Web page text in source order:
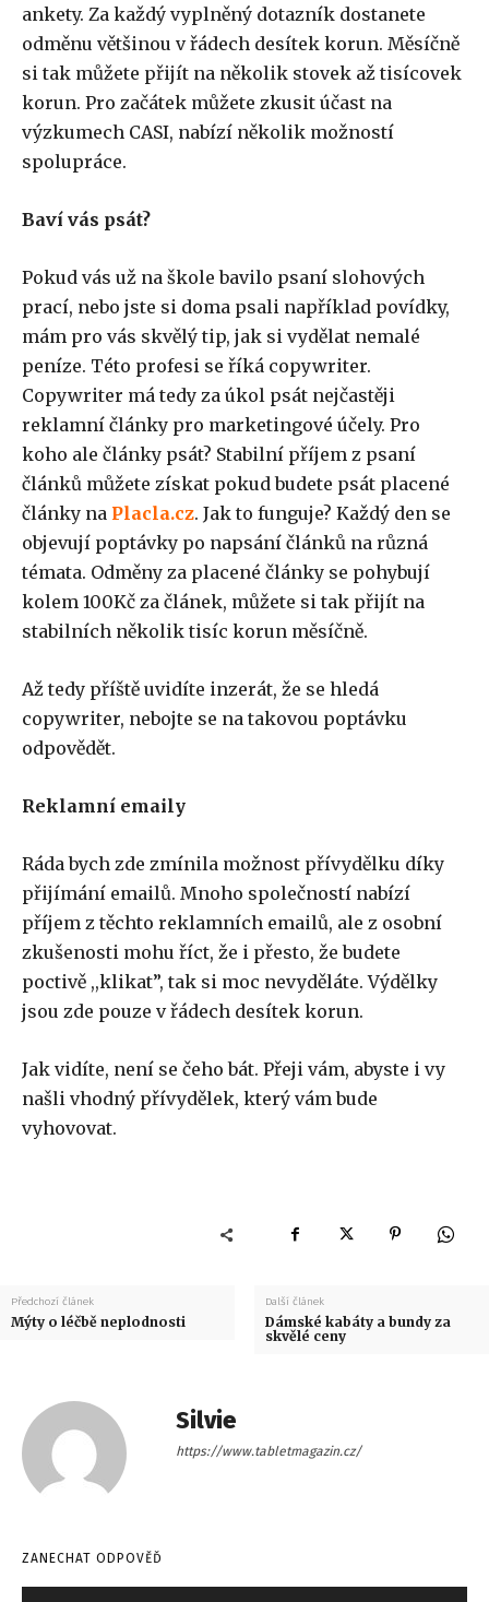
ankety. Za každý vyplněný dotazník dostanete
odměnu většinou v řádech desítek korun. Měsíčně
si tak můžete přijít na několik stovek až tisícovek
korun. Pro začátek můžete zkusit účast na
výzkumech CASI, nabízí několik možností
spolupráce.
Baví vás psát?
Pokud vás už na škole bavilo psaní slohových
prací, nebo jste si doma psali například povídky,
mám pro vás skvělý tip, jak si vydělat nemalé
peníze. Této profesi se říká copywriter.
Copywriter má tedy za úkol psát nejčastěji
reklamní články pro marketingové účely. Pro
koho ale články psát? Stabilní příjem z psaní
článků můžete získat pokud budete psát placené
články na Placla.cz. Jak to funguje? Každý den se
objevují poptávky po napsání článků na různá
témata. Odměny za placené články se pohybují
kolem 100Kč za článek, můžete si tak přijít na
stabilních několik tisíc korun měsíčně.
Až tedy příště uvidíte inzerát, že se hledá
copywriter, nebojte se na takovou poptávku
odpovědět.
Reklamní emaily
Ráda bych zde zmínila možnost přívydělku díky
přijímání emailů. Mnoho společností nabízí
příjem z těchto reklamních emailů, ale z osobní
zkušenosti mohu říct, že i přesto, že budete
poctivě ,,klikat”, tak si moc nevyděláte. Výdělky
jsou zde pouze v řádech desítek korun.
Jak vidíte, není se čeho bát. Přeji vám, abyste i vy
našli vhodný přívydělek, který vám bude
vyhovovat.
Předchozí článek
Mýty o léčbě neplodnosti
Další článek
Dámské kabáty a bundy za
skvělé ceny
Silvie
https://www.tabletmagazin.cz/
ZANECHAT ODPOVĚĎ